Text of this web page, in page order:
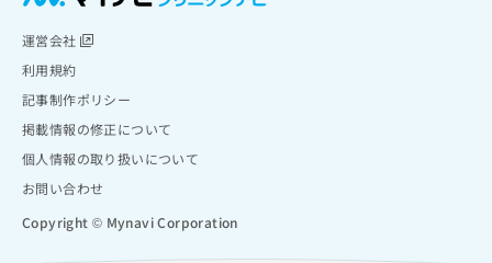
運営会社
利用規約
記事制作ポリシー
掲載情報の修正について
個人情報の取り扱いについて
お問い合わせ
Copyright © Mynavi Corporation